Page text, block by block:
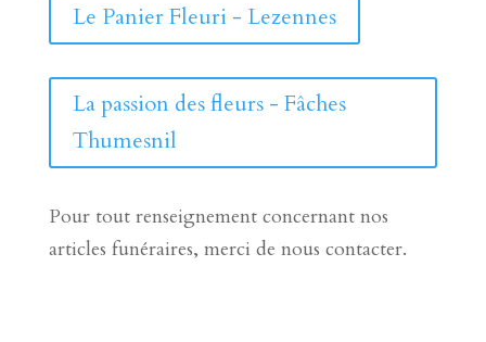
Le Panier Fleuri - Lezennes
La passion des fleurs - Fâches
Thumesnil
Pour tout renseignement concernant nos
articles funéraires, merci de nous contacter.